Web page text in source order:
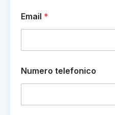
Email *
u
m
Numero telefonico